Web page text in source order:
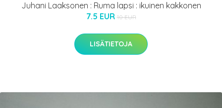
Juhani Laaksonen : Ruma lapsi : ikuinen kakkonen
7.5 EUR 10 EUR
LISÄTIETOJA